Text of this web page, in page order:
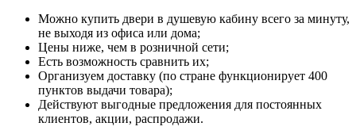
Можно купить двери в душевую кабину всего за минуту,
не выходя из офиса или дома;
Цены ниже, чем в розничной сети;
Есть возможность сравнить их;
Организуем доставку (по стране функционирует 400
пунктов выдачи товара);
Действуют выгодные предложения для постоянных
клиентов, акции, распродажи.